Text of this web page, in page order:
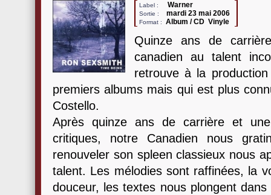
Label : Warner
Sortie : mardi 23 mai 2006
Format : Album / CD Vinyle
Quinze ans de
canadien au talent
retrouve à la
premiers albums mais qui est plus
Costello.
Après quinze ans de carrière et
critiques, notre Canadien nous
renouveler son spleen classieux nous
talent. Les mélodies sont raffinées, la
douceur, les textes nous plongent